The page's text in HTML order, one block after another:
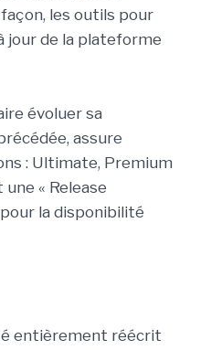
les outils pour
jour de la plateforme
évoluer sa
assure
: Ultimate, Premium
« Release
la disponibilité
entièrement réécrit